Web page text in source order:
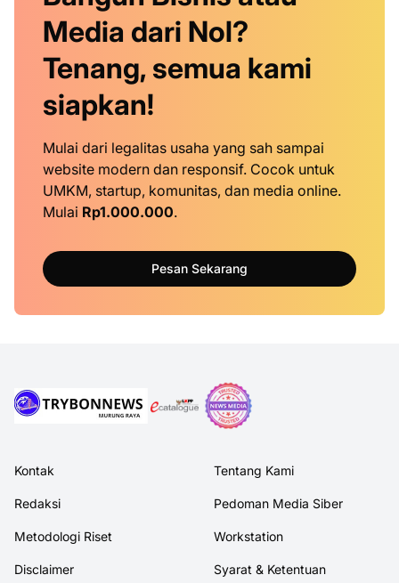
Media dari Nol?
Tenang, semua kami
siapkan!
Mulai dari legalitas usaha yang sah sampai
website modern dan responsif. Cocok untuk
UMKM, startup, komunitas, dan media online.
Mulai Rp1.000.000.
Pesan Sekarang
Kontak Tentang Kami
Redaksi Pedoman Media Siber
Metodologi Riset Workstation
Disclaimer Syarat & Ketentuan